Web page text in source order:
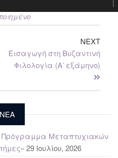
NEXT
Εισαγωγή στη Βυζαντινή
Φιλολογία (Α’ εξάμηνο)
NEA
Πρόγραμμα Μεταπτυχιακών
29 Ιουλίου, 2026